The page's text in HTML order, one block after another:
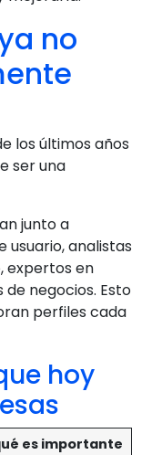
no
los últimos años
ser una
junto a
usuario, analistas
expertos en
negocios. Esto
perfiles cada
hoy
es importante